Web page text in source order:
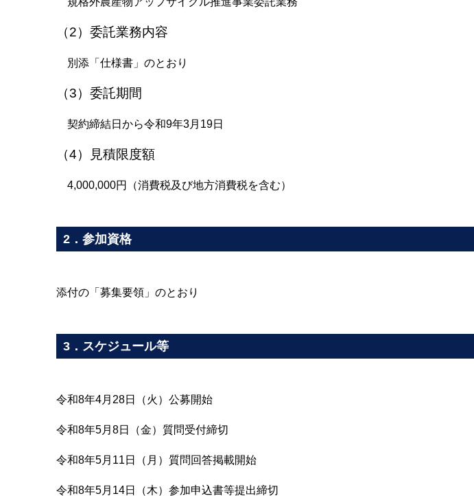
（2）委託業務内容
別添「仕様書」のとおり
（3）委託期間
契約締結日から令和9年3月19日
（4）見積限度額
4,000,000円（消費税及び地方消費税を含む）
2．参加資格
添付の「募集要領」のとおり
3．スケジュール等
令和8年4月28日（火）公募開始
令和8年5月8日（金）質問受付締切
令和8年5月11日（月）質問回答掲載開始
令和8年5月14日（木）参加申込書等提出締切